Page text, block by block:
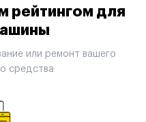
рейтингом для
или ремонт вашего
средства